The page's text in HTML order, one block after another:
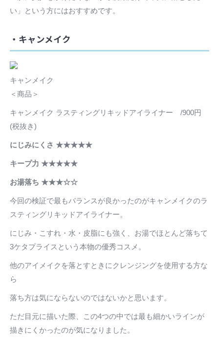
い」という方にはおすすめです。
・キャンメイク
キャンメイク
＜商品＞
キャンメイク ラスティングリキッドアイライナー /900円
(税抜き)
にじみにくさ ★★★★★
キープ力 ★★★★★
お湯落ち ★★★☆☆
今回の検証で最もバランスが良かったのがキャンメイクのラ
スティングリキッドアイライナー。
にじみ・こすれ・水・皮脂にも強く、お湯でほとんど落ちて
3ケタプライスという本物の優秀コスメ。
他のアイメイクを落とすときにクレンジングを使用する方な
ら
落ち方は気にならないのではないかと思います。
ただ目元に描いた際、この4つの中では最も細かいラインが
描きにくかったのが気になりました。